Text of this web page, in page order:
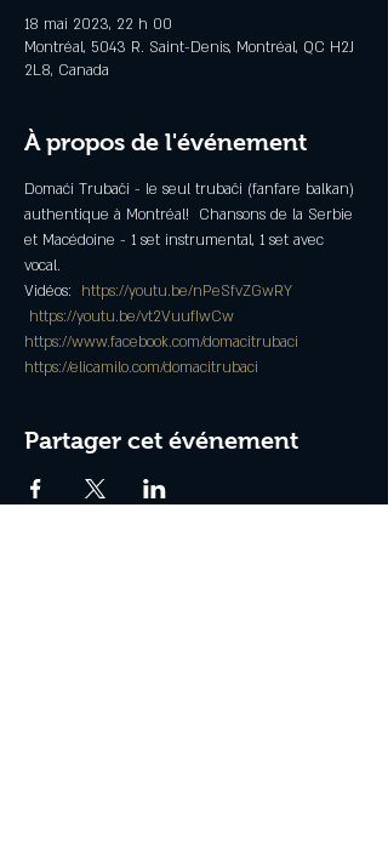
18 mai 2023, 22 h 00
Montréal, 5043 R. Saint-Denis, Montréal, QC H2J
2L8, Canada
À propos de l'événement
Domaći Trubači - le seul trubači (fanfare balkan)
authentique à Montréal!  Chansons de la Serbie
et Macédoine - 1 set instrumental, 1 set avec
vocal.
Vidéos: https://youtu.be/nPeSfvZGwRY
https://youtu.be/vt2VuufIwCw
https://www.facebook.com/domacitrubaci
https://elicamilo.com/domacitrubaci
Partager cet événement